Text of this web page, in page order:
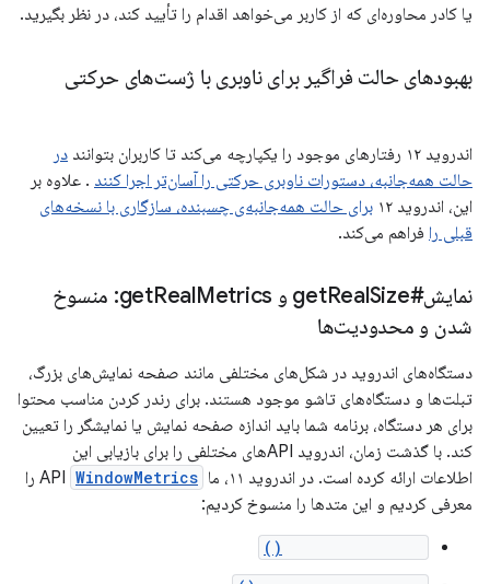
یا کادر محاوره‌ای که از کاربر می‌خواهد اقدام را تأیید کند، در نظر بگیرید.
بهبودهای حالت فراگیر برای ناوبری با ژست‌های حرکتی
اندروید ۱۲ رفتارهای موجود را یکپارچه می‌کند تا کاربران بتوانند
در
حالت همه‌جانبه، دستورات ناوبری حرکتی را آسان‌تر اجرا کنند . علاوه بر
این، اندروید ۱۲
برای حالت همه‌جانبه‌ی چسبنده، سازگاری با نسخه‌های
قبلی را فراهم می‌کند.
نمایش#get RealSize و get Real
Metrics: منسوخ
شدن و محدودیت‌ها
دستگاه‌های اندروید در شکل‌های مختلفی مانند صفحه نمایش‌های بزرگ،
تبلت‌ها و دستگاه‌های تاشو موجود هستند. برای رندر کردن مناسب محتوا
برای هر دستگاه، برنامه شما باید اندازه صفحه نمایش یا نمایشگر را تعیین
کند. با گذشت زمان، اندروید APIهای مختلفی را برای بازیابی این
اطلاعات ارائه کرده است. در اندروید ۱۱، ما API
WindowMetrics
را
معرفی کردیم و این متدها را منسوخ کردیم: